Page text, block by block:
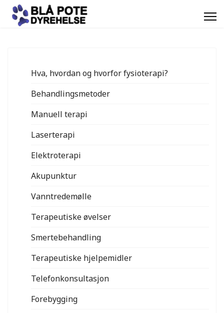
Hva, hvordan og hvorfor fysioterapi?
Behandlingsmetoder
Manuell terapi
Laserterapi
Elektroterapi
Akupunktur
Vanntredemølle
Terapeutiske øvelser
Smertebehandling
Terapeutiske hjelpemidler
Telefonkonsultasjon
Forebygging